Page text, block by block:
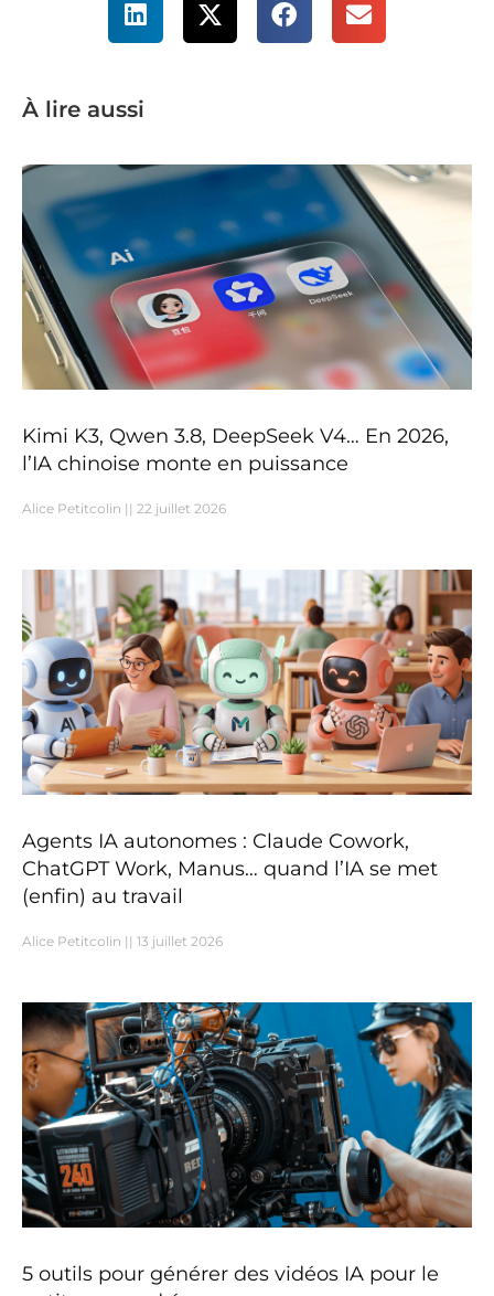
À lire aussi
Kimi K3, Qwen 3.8, DeepSeek V4… En 2026,
l’IA chinoise monte en puissance
Alice Petitcolin 22 juillet 2026
Agents IA autonomes : Claude Cowork,
ChatGPT Work, Manus… quand l’IA se met
(enfin) au travail
Alice Petitcolin 13 juillet 2026
5 outils pour générer des vidéos IA pour le